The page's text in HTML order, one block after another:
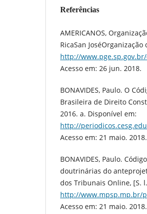
Referências
AMERICANOS,
RicaSan
http://
Acesso em: 26 jun. 2018.
BONAVIDES, Paulo. O
Brasileira de Direito
2016. a. Disponível em:
http://
Acesso em: 21 maio. 2018.
BONAVIDES, Paulo.
doutrinárias do
dos Tribunais Online, [S.
http://www.mpsp.mp.br/
Acesso em: 21 maio. 2018.